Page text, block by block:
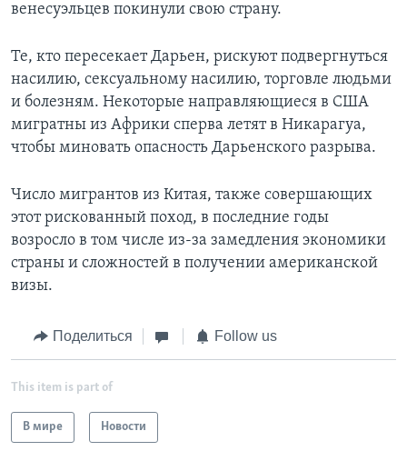
венесуэльцев покинули свою страну.
Те, кто пересекает Дарьен, рискуют подвергнуться
насилию, сексуальному насилию, торговле людьми
и болезням. Некоторые направляющиеся в США
мигратны из Африки сперва летят в Никарагуа,
чтобы миновать опасность Дарьенского разрыва.
Число мигрантов из Китая, также совершающих
этот рискованный поход, в последние годы
возросло в том числе из-за замедления экономики
страны и сложностей в получении американской
визы.
Поделиться Follow us
This item is part of
В мире Новости